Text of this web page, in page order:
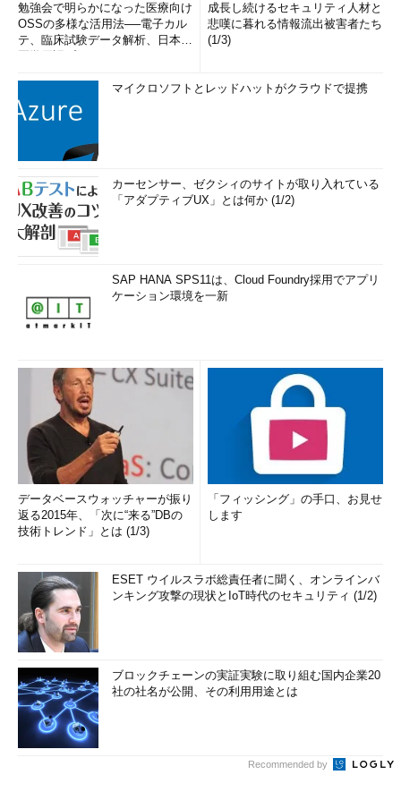
勉強会で明らかになった医療向け
OSSの多様な活用法──電子カル
テ、臨床試験データ解析、日本語
成長し続けるセキュリティ人材と
悲嘆に暮れる情報流出被害者たち
(1/3)
マイクロソフトとレッドハットがクラウドで提携
カーセンサー、ゼクシィのサイトが取り入れている
「アダプティブUX」とは何か (1/2)
SAP HANA SPS11は、Cloud Foundry採用でアプリ
ケーション環境を一新
データベースウォッチャーが振り
返る2015年、「次に“来る”DBの
技術トレンド」とは (1/3)
「フィッシング」の手口、お見せ
します
ESET ウイルスラボ総責任者に聞く、オンラインバ
ンキング攻撃の現状とIoT時代のセキュリティ (1/2)
ブロックチェーンの実証実験に取り組む国内企業20
社の社名が公開、その利用用途とは
Recommended by